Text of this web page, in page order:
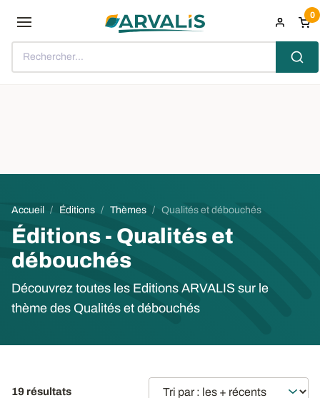
Rechercher...
0
Fil d'Ariane
Accueil Éditions Thèmes Qualités et débouchés
Éditions - Qualités et
débouchés
Découvrez toutes les Editions ARVALIS sur le
thème des Qualités et débouchés
19 résultats